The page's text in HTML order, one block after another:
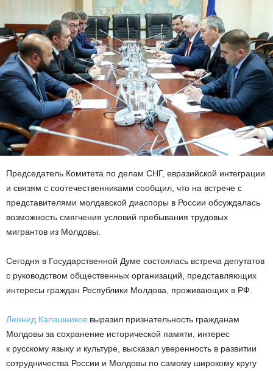
Председатель Комитета по делам СНГ, евразийской интеграции
и связям с соотечественниками сообщил, что на встрече с
представителями молдавской диаспоры в России обсуждалась
возможность смягчения условий пребывания трудовых
мигрантов из Молдовы.
Сегодня в Государственной Думе состоялась встреча депутатов
с руководством общественных организаций, представляющих
интересы граждан Республики Молдова, проживающих в РФ.
Леонид Калашников выразил признательность гражданам
Молдовы за сохранение исторической памяти, интерес
к русскому языку и культуре, высказал уверенность в развитии
сотрудничества России и Молдовы по самому широкому кругу